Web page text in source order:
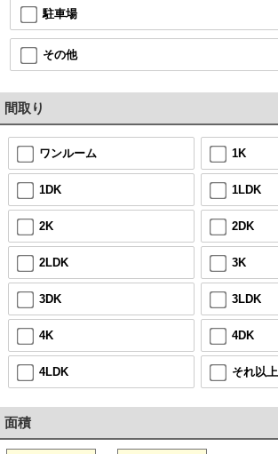
駐車場
その他
間取り
ワンルーム 1K
1DK 1LDK
2K 2DK
2LDK 3K
3DK 3LDK
4K 4DK
4LDK それ以上
面積